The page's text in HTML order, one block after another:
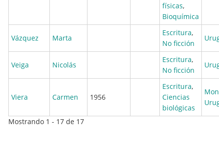
físicas,
Bioquímica
Vázquez Marta
Escritura,
No ficción
Veiga Nicolás
Escritura,
No ficción
Viera Carmen 1956
Escritura,
Ciencias
biológicas
Mostrando 1 - 17 de 17